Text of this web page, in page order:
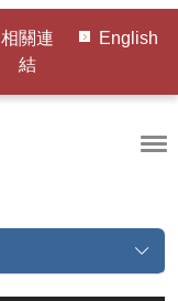
相關連
結
English